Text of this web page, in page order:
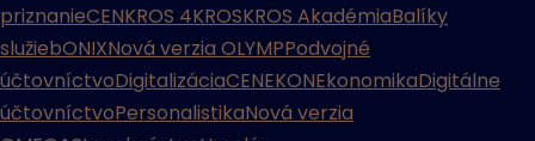
priznanieCENKROS 4KROSKROS AkadémiaBalíky
služiebONIXNová verzia OLYMPPodvojné
účtovníctvoDigitalizáciaCENEKONEkonomikaDigitálne
účtovníctvoPersonalistikaNová verzia